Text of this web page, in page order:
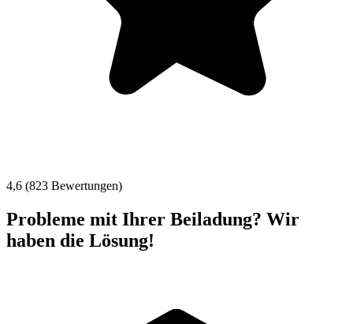
4,6 (823 Bewertungen)
Probleme mit Ihrer Beiladung? Wir
haben die Lösung!